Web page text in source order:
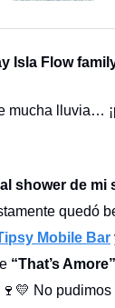
Isla Flow
mucha lluvia…
shower de mi
quedó
Mobile Bar
“That’s Amore”
No